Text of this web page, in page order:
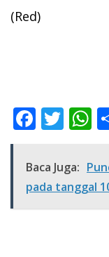
(Red)
F
e
b
o
T
itt
er s
A
Baca Juga:
pada tanggal